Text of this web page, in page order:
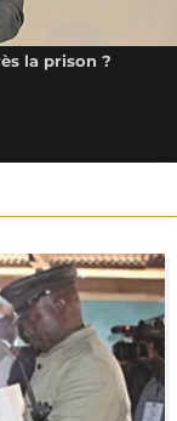
la prison ?